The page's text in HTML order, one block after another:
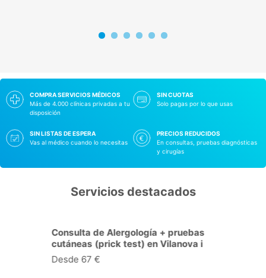
COMPRA SERVICIOS MÉDICOS
Más de 4.000 clínicas privadas a tu
disposición
SIN CUOTAS
Solo pagas por lo que usas
SIN LISTAS DE ESPERA
Vas al médico cuando lo necesitas
PRECIOS REDUCIDOS
En consultas, pruebas diagnósticas
y cirugías
Servicios destacados
Consulta de Cardiología en
Vilanova i la Geltrú
Desde 40 €